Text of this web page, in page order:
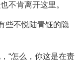
不肯离开这里。
些不悦陆青钰的隐
“怎么，你这是在责